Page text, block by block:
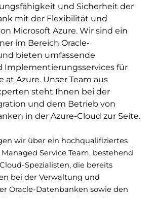
und Sicherheit der
mit der Flexibilität und
Microsoft Azure. Wir sind ein
im Bereich Oracle-
bieten umfassende
Implementierungsservices für
at Azure. Unser Team aus
steht Ihnen bei der
und dem Betrieb von
in der Azure-Cloud zur Seite.
wir über ein hochqualifiziertes
Service Team, bestehend
Spezialisten, die bereits
bei der Verwaltung und
Oracle-Datenbanken sowie den